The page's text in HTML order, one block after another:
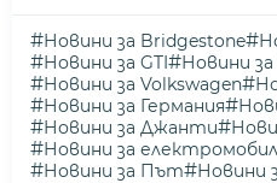
#Новини за Bridgestone#
#Новини за GTI#Новини за
#Новини за Volkswagen#
#Новини за Германия#
#Новини за Джанти#
#Новини за
#Новини за Път#Новини